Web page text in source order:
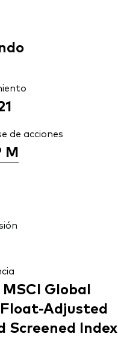
de acciones
M
Global
Adjusted
Screened Index